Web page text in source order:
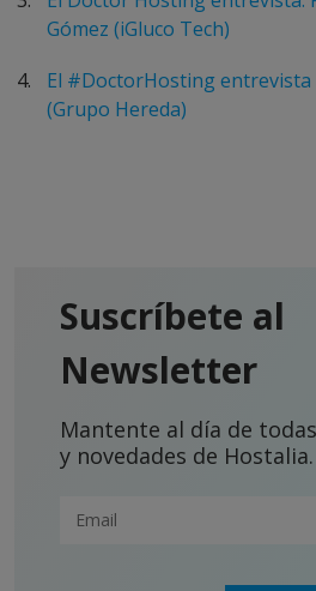
Gómez (iGluco Tech)
El #DoctorHosting entrevista
(Grupo Hereda)
Suscríbete al
Newsletter
Mantente al día de
y novedades de Hostalia.